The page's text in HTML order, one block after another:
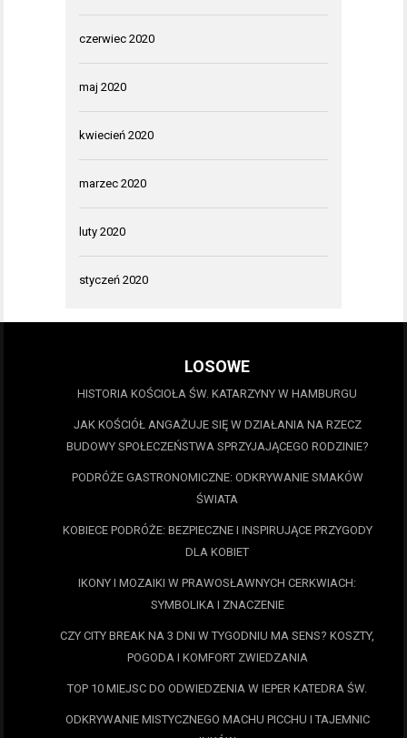
czerwiec 2020
maj 2020
kwiecień 2020
marzec 2020
luty 2020
styczeń 2020
LOSOWE
HISTORIA KOŚCIOŁA ŚW. KATARZYNY W HAMBURGU
JAK KOŚCIÓŁ ANGAŻUJE SIĘ W DZIAŁANIA NA RZECZ
BUDOWY SPOŁECZEŃSTWA SPRZYJAJĄCEGO RODZINIE?
PODRÓŻE GASTRONOMICZNE: ODKRYWANIE SMAKÓW
ŚWIATA
KOBIECE PODRÓŻE: BEZPIECZNE I INSPIRUJĄCE PRZYGODY
DLA KOBIET
IKONY I MOZAIKI W PRAWOSŁAWNYCH CERKWIACH:
SYMBOLIKA I ZNACZENIE
CZY CITY BREAK NA 3 DNI W TYGODNIU MA SENS? KOSZTY,
POGODA I KOMFORT ZWIEDZANIA
TOP 10 MIEJSC DO ODWIEDZENIA W IEPER KATEDRA ŚW.
ODKRYWANIE MISTYCZNEGO MACHU PICCHU I TAJEMNIC